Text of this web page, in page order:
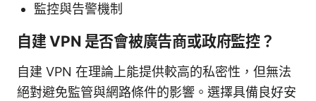
監控與告警機制
自建 VPN 是否會被廣告商或政府監控？
自建 VPN 在理論上能提供較高的私密性，但無法
絕對避免監管與網路條件的影響。選擇具備良好安